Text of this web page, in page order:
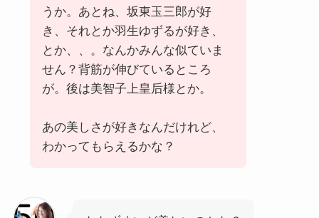
うか。あとね、坂東玉三郎が好
き、それとか羽生ゆずるが好き、
とか、、。なんかみんな似ていま
せん？背筋が伸びているところ
が。後は美智子上皇后様とか。
あの美しさが好きなんだけれど、
わかってもらえるかな？